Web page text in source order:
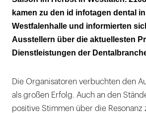
kamen zu den id infotagen dental
Westfalenhalle und informierten
Ausstellern über die aktuellesten
Dienstleistungen der
Die Organisatoren verbuchten den
als großen Erfolg. Auch an den
positive Stimmen über die Resonanz